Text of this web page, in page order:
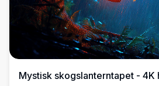
Mystisk skogslanterntapet - 4K